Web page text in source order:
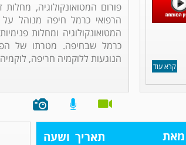
פורום המטואונקולוגיה,
הרפואי כרמל חיפה מנוהל על
המטואונקולוגיה ומחלות
כרמל שבחיפה. מטרתו של
הנוגעות ללוקמיה חריפה,
קרא עוד
מאת תאריך ושעה